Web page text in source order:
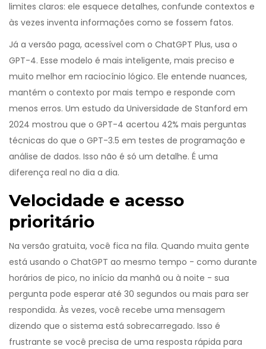
limites claros: ele esquece detalhes, confunde contextos e
às vezes inventa informações como se fossem fatos.
Já a versão paga, acessível com o ChatGPT Plus, usa o
GPT-4. Esse modelo é mais inteligente, mais preciso e
muito melhor em raciocínio lógico. Ele entende nuances,
mantém o contexto por mais tempo e responde com
menos erros. Um estudo da Universidade de Stanford em
2024 mostrou que o GPT-4 acertou 42% mais perguntas
técnicas do que o GPT-3.5 em testes de programação e
análise de dados. Isso não é só um detalhe. É uma
diferença real no dia a dia.
Velocidade e acesso
prioritário
Na versão gratuita, você fica na fila. Quando muita gente
está usando o ChatGPT ao mesmo tempo - como durante
horários de pico, no início da manhã ou à noite - sua
pergunta pode esperar até 30 segundos ou mais para ser
respondida. Às vezes, você recebe uma mensagem
dizendo que o sistema está sobrecarregado. Isso é
frustrante se você precisa de uma resposta rápida para